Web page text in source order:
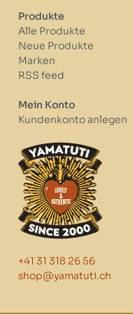
Produkte
Alle Produkte
Neue Produkte
Marken
RSS feed
Mein Konto
Kundenkonto anlegen
+41 31 318 26 56
shop@yamatuti.ch